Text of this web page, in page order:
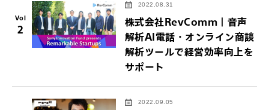
Vol
2
2022.08.31
株式会社RevComm｜音声
解析AI電話・オンライン商談
解析ツールで経営効率向上を
サポート
2022.09.05